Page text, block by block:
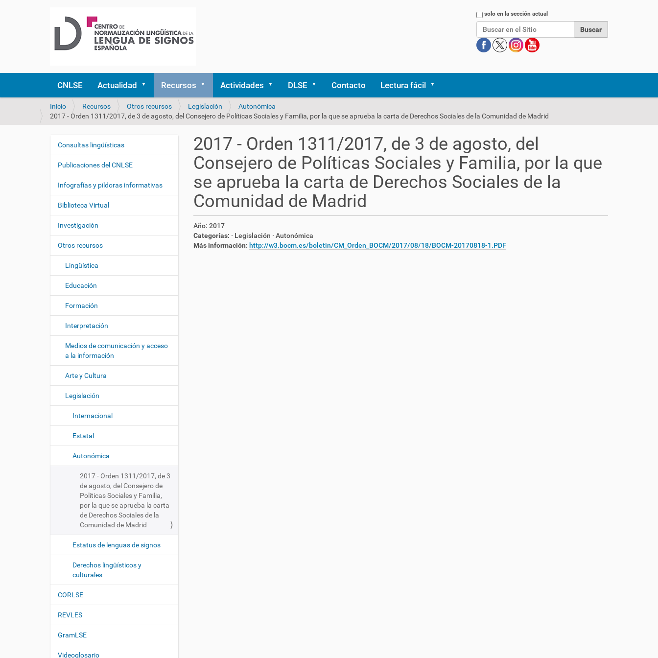
Buscarsolo en la sección actual
CNLSE Actualidad Recursos Actividades DLSE Contacto Lectura fácil
U
s
e
e
t
a
u
Inicio Recursos Otros recursos Legislación
Autonómica
2017 - Orden 1311/2017, de 3 de agosto, del Consejero de Políticas Sociales y Familia, por la que se aprueba la carta de Derechos Sociales de la Comunidad de Madrid
2017 - Orden 1311/2017, de 3 de agosto, del
Consejero de Políticas Sociales y Familia, por la que
se aprueba la carta de Derechos Sociales de la
Comunidad de Madrid
Año: 2017
Categorías: · Legislación · Autonómica
Más información: http://w3.bocm.es/boletin/CM_Orden_BOCM/2017/08/18/BOCM-20170818-1.PDF
N
e
g
a
c
i
ó
n
Consultas lingüísticas
Publicaciones del CNLSE
Infografías y píldoras informativas
Biblioteca Virtual
Investigación
Otros recursos
Lingüística
Educación
Formación
Interpretación
Medios de comunicación y acceso
a la información
Arte y Cultura
Legislación
Internacional
Estatal
Autonómica
2017 - Orden 1311/2017, de 3
de agosto, del Consejero de
Políticas Sociales y Familia,
por la que se aprueba la carta
de Derechos Sociales de la
Comunidad de Madrid
Estatus de lenguas de signos
Derechos lingüísticos y
culturales
CORLSE
REVLES
GramLSE
Videoglosario